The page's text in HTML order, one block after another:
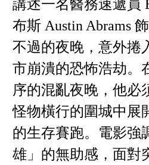
講述一名醫務速遞員
布斯 Austin Abrams
不過的夜晚，意外捲
市崩潰的恐怖浩劫。
序的混亂夜晚，他必
怪物橫行的圍城中展
的生存賽跑。電影強
雄」的無助感，面對